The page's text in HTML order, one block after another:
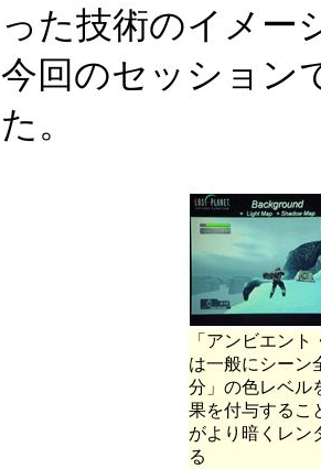
った技術のイメー
今回のセッション
た。
「アンビエン
は一般にシーン
分」の色レベル
果を付与するこ
がより暗くレン
る